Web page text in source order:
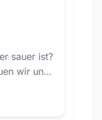
sauer ist?
wir uns